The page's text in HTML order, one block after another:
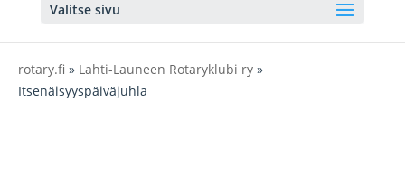
Valitse sivu
rotary.fi » Lahti-Launeen Rotaryklubi ry »
Itsenäisyyspäiväjuhla